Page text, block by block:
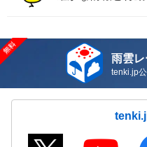
雨雲レ
tenki.jp